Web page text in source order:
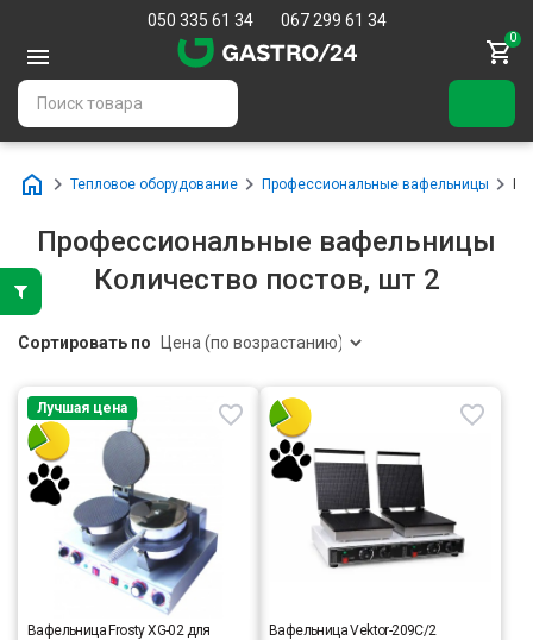
050 335 61 34 067 299 61 34
0
Тепловое оборудование Профессиональные вафельницы
Профессиональные вафельницы
Количество постов, шт 2
Сортировать по
Лучшая цена
Вафельница Frosty XG-02 для
Вафельница Vektor-209C/2